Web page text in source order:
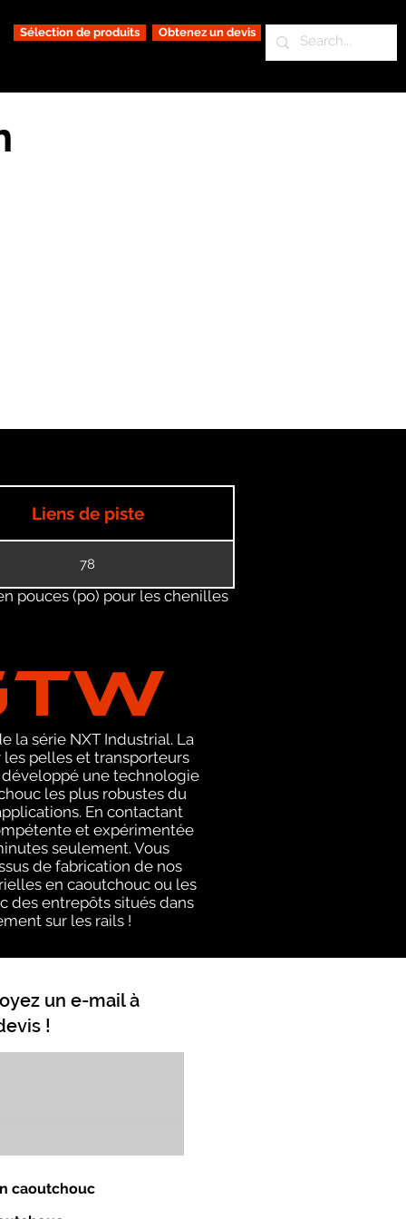
Sélection de produits Obtenez un devis
Liens de piste
78
pouces (po) pour les chenilles
la série NXT Industrial. La
pelles et transporteurs
développé une technologie
les plus robustes du
En contactant
et expérimentée
seulement. Vous
de fabrication de nos
en caoutchouc ou les
des entrepôts situés dans
sur les rails !
un e-mail à
!
caoutchouc